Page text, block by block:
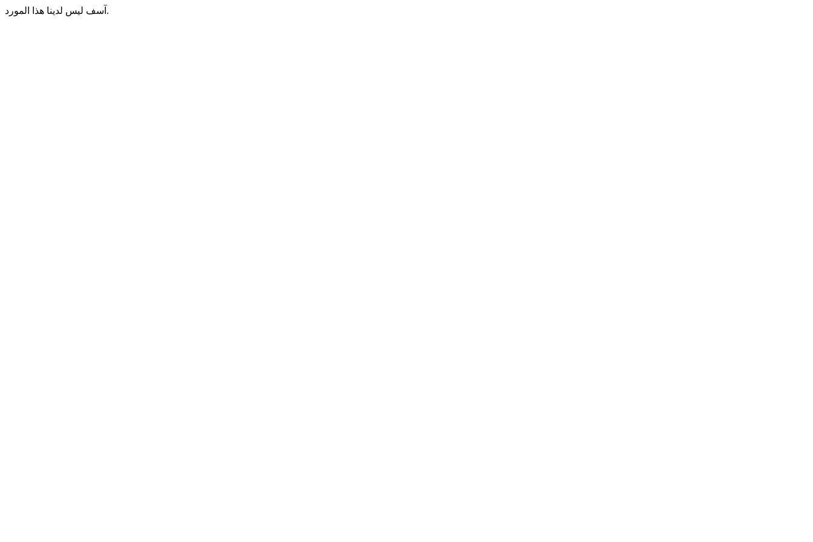
آسف ليس لدينا هذا المورد.